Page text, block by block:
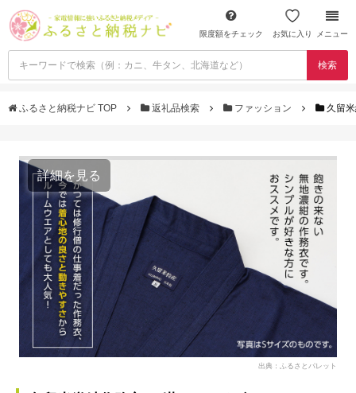
限度額をチェック お気に入り メニュー
検索
ふるさと納税ナビ TOP 返礼品検索 ファッション 久留
詳細を見る
出典：ふるさとパレット